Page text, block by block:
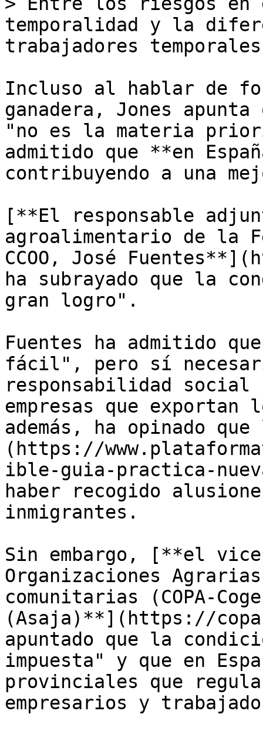
temporalidad y la
trabajadores
Incluso al hablar de
ganadera, Jones
"no es la materia
admitido que **en
contribuyendo a una
[**El responsable
agroalimentario de la
CCOO, José
ha subrayado que la
gran logro".
Fuentes ha admitido
fácil", pero sí
responsabilidad social
empresas que
además, ha opinado
(https://
ible-guia-practica-
haber recogido
inmigrantes.
Sin embargo, [**el
Organizaciones
comunitarias (COPA-
(Asaja)**](https://
apuntado que la
impuesta" y que en
provinciales que
empresarios y